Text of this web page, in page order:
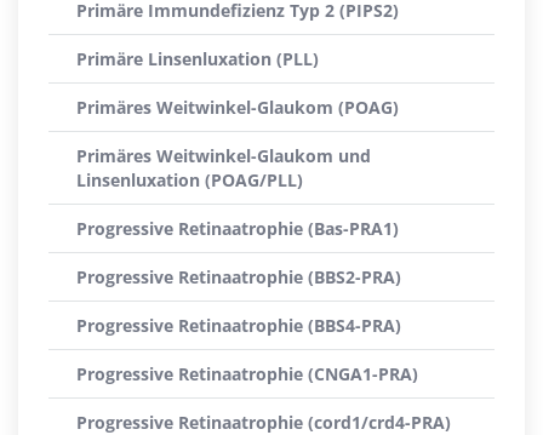
Primäre Immundefizienz Typ 2 (PIPS2)
Primäre Linsenluxation (PLL)
Primäres Weitwinkel-Glaukom (POAG)
Primäres Weitwinkel-Glaukom und
Linsenluxation (POAG/PLL)
Progressive Retinaatrophie (Bas-PRA1)
Progressive Retinaatrophie (BBS2-PRA)
Progressive Retinaatrophie (BBS4-PRA)
Progressive Retinaatrophie (CNGA1-PRA)
Progressive Retinaatrophie (cord1/crd4-PRA)